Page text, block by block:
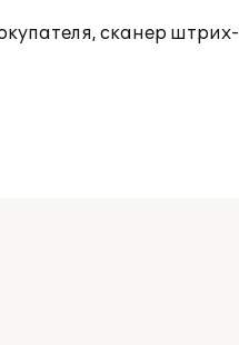
сканер штрих-